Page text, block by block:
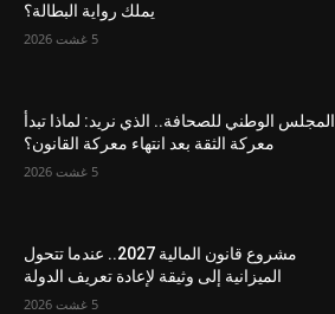
يملك رواية البطالة؟
5 غشت 2026
المجلس الوطني للصحافة.. الذي نريد: لماذا تبدأ
معركة الثقة بعد انتهاء معركة القانون؟
5 غشت 2026
مشروع قانون المالية 2027.. عندما تتحول
الميزانية إلى وثيقة لإعادة تعريف الدولة
5 غشت 2026